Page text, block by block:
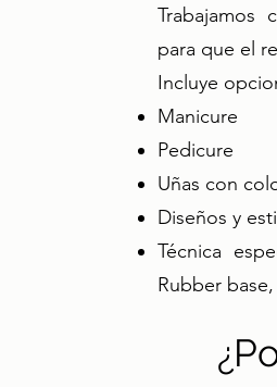
Trabajamos
para que el
Incluye
Manicure
Pedicure
Uñas con
Diseños y
Técnica
Rubber